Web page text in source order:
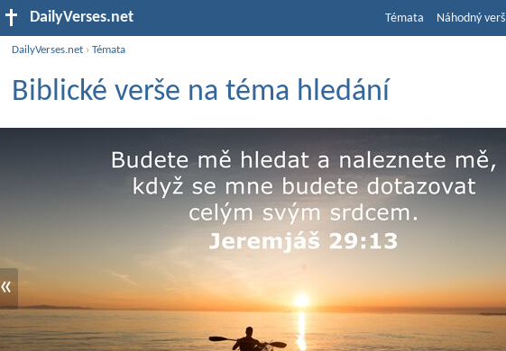
DailyVerses.net Témata Náhodný verš
DailyVerses.net ›Témata
Biblické verše na téma hledání
«